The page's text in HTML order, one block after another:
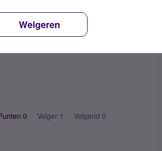
Weigeren
0 Volger 1 Volgend 0